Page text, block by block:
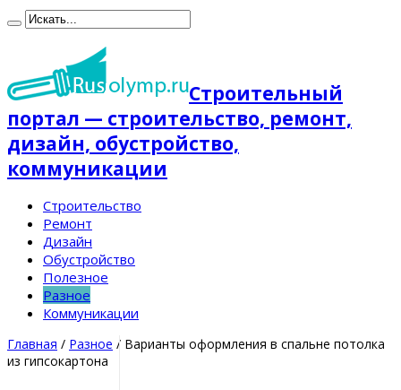
Строительный
портал — строительство, ремонт,
дизайн, обустройство,
коммуникации
Строительство
Ремонт
Дизайн
Обустройство
Полезное
Разное
Коммуникации
Главная / Разное / Варианты оформления в спальне потолка
из гипсокартона